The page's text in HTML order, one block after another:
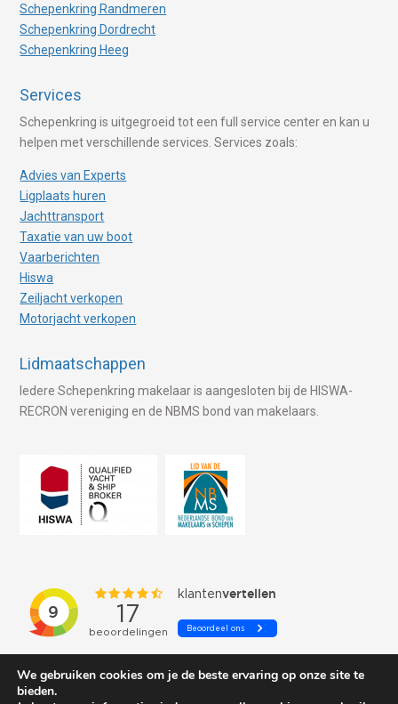
Schepenkring Randmeren
Schepenkring Dordrecht
Schepenkring Heeg
Services
Schepenkring is uitgegroeid tot een full service center en kan u
helpen met verschillende services. Services zoals:
Advies van Experts
Ligplaats huren
Jachttransport
Taxatie van uw boot
Vaarberichten
Hiswa
Zeiljacht verkopen
Motorjacht verkopen
Lidmaatschappen
Iedere Schepenkring makelaar is aangesloten bij de HISWA-
RECRON vereniging en de NBMS bond van makelaars.
We gebruiken cookies om je de beste ervaring op onze site te
bieden.